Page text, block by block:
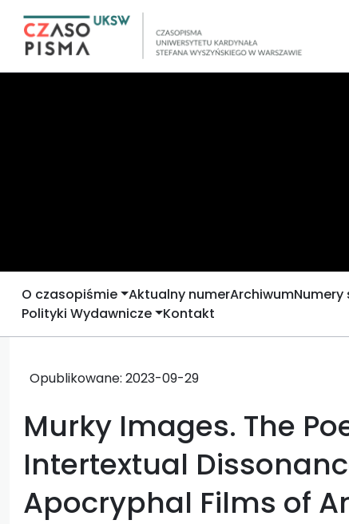
O czasopiśmie Aktualny numerArchiwumNumery
Polityki Wydawnicze Kontakt
Opublikowane: 2023-09-29
Murky Images. The
Intertextual
Apocryphal Films of